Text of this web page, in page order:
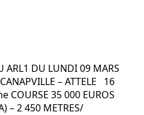
ARL1 DU LUNDI 09 MARS
– ATTELE 16
COURSE 35 000 EUROS
– 2 450 METRES